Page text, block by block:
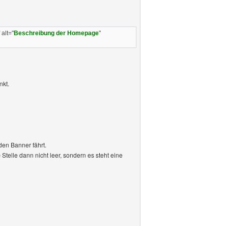
alt="Beschreibung der Homepage"
Banner fährt.
dann nicht leer, sondern es steht eine